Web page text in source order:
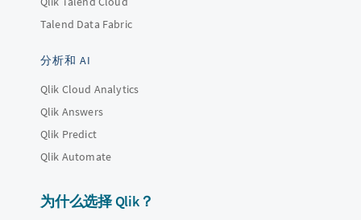
Talend Data Fabric
分析和 AI
Qlik Cloud Analytics
Qlik Answers
Qlik Predict
Qlik Automate
为什么选择 Qlik？